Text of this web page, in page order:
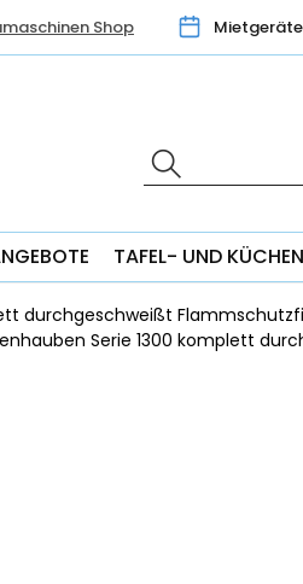
Shop Mietgeräte
TAFEL- UND
durchgeschweißt
Serie 1300 komplett